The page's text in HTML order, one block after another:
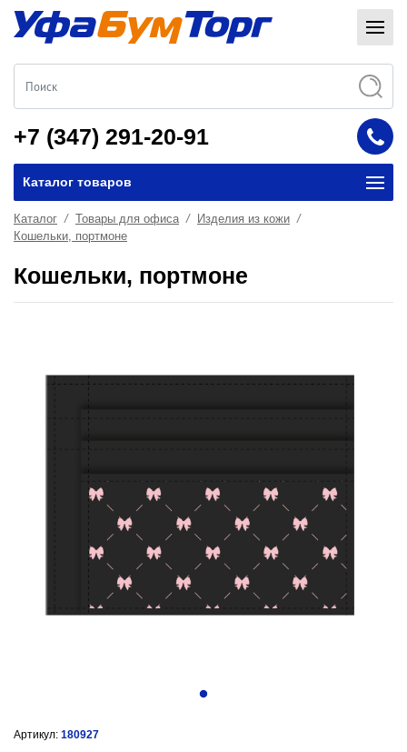
+7 (347) 291-20-91
Каталог товаров
Каталог Товары для офиса
Изделия из кожи
Кошельки, портмоне
Кошельки, портмоне
Артикул: 180927